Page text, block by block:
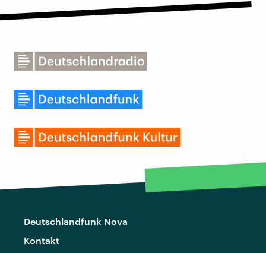
Deutschlandfunk Nova
Kontakt